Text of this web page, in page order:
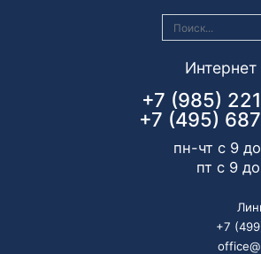
+7 (985)
+7 (495)
пн-чт с 9
пт с 9
+7